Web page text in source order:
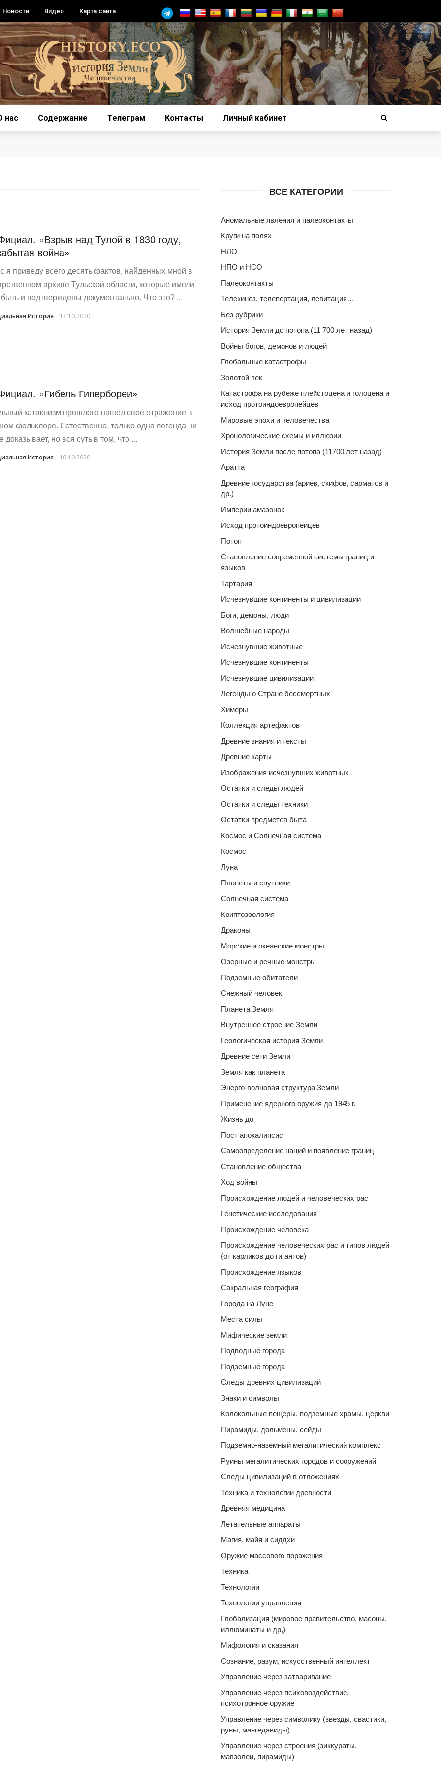
Новости Видео Карта сайта
нас Содержание Телеграм Контакты Личный кабинет
«Взрыв над Тулой в 1830 году,
война»
я приведу всего десять фактов, найденных мной в
архиве Тульской области, которые имели
и подтверждены документально. Что это? ...
История 17.10.2020
«Гибель Гипербореи»
катаклизм прошлого нашёл своё отражение в
фольклоре. Естественно, только одна легенда ни
доказывает, но вся суть в том, что ...
История 16.10.2020
ВСЕ КАТЕГОРИИ
Аномальные явления и палеоконтакты
Круги на полях
НЛО
НПО и НСО
Палеоконтакты
Телекинез, телепортация, левитация…
Без рубрики
История Земли до потопа (11 700 лет назад)
Войны богов, демонов и людей
Глобальные катастрофы
Золотой век
Катастрофа на рубеже плейстоцена и голоцена и
исход протоиндоевропейцев
Мировые эпохи и человечества
Хронологические схемы и иллюзии
История Земли после потопа (11700 лет назад)
Аратта
Древние государства (ариев, скифов, сарматов и
др.)
Империи амазонок
Исход протоиндоевропейцев
Потоп
Становление современной системы границ и
языков
Тартария
Исчезнувшие континенты и цивилизации
Боги, демоны, люди
Волшебные народы
Исчезнувшие животные
Исчезнувшие континенты
Исчезнувшие цивилизации
Легенды о Стране бессмертных
Химеры
Коллекция артефактов
Древние знания и тексты
Древние карты
Изображения исчезнувших животных
Остатки и следы людей
Остатки и следы техники
Остатки предметов быта
Космос и Солнечная система
Космос
Луна
Планеты и спутники
Солнечная система
Криптозоология
Драконы
Морские и океанские монстры
Озерные и речные монстры
Подземные обитатели
Снежный человек
Планета Земля
Внутреннее строение Земли
Геологическая история Земли
Древние сети Земли
Земля как планета
Энерго-волновая структура Земли
Применение ядерного оружия до 1945 г.
Жизнь до
Пост апокалипсис
Самоопределение наций и появление границ
Становление общества
Ход войны
Происхождение людей и человеческих рас
Генетические исследования
Происхождение человека
Происхождение человеческих рас и типов людей
(от карликов до гигантов)
Происхождение языков
Сакральная география
Города на Луне
Места силы
Мифические земли
Подводные города
Подземные города
Следы древних цивилизаций
Знаки и символы
Колокольные пещеры, подземные храмы, церкви
Пирамиды, дольмены, сейды
Подземно-наземный мегалитический комплекс
Руины мегалитических городов и сооружений
Следы цивилизаций в отложениях
Техника и технологии древности
Древняя медицина
Летательные аппараты
Магия, майя и сиддхи
Оружие массового поражения
Техника
Технологии
Технологии управления
Глобализация (мировое правительство, масоны,
иллюминаты и др,)
Мифология и сказания
Сознание, разум, искусственный интеллект
Управление через затваривание
Управление через психовоздействие,
психотронное оружие
Управление через символику (звезды, свастики,
руны, мангедавиды)
Управление через строения (зиккураты,
мавзолеи, пирамиды)